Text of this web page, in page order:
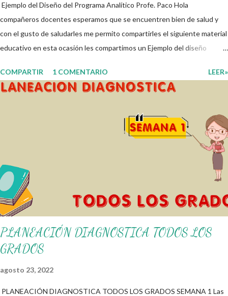
Ejemplo del Diseño del Programa Analítico Profe. Paco Hola
compañeros docentes esperamos que se encuentren bien de salud y
con el gusto de saludarles me permito compartirles el siguiente material
educativo en esta ocasión les compartimos un Ejemplo del diseño
fortalecer los procesos de enseñanza y aprendizaje para que los
alumnos alcacen los niveles de logro educativo. Gracias por seguir a
diferentes materiales que hacen que todo esto sea posible,
recordándoles que nosotros solo los compartimos con fines educativos,
didácticos e informativos. ☺️ Obtén documento completo aquí 👇👇 👇
COMPARTIR 1 COMENTARIO LEER»
PLANEACIÓN DIAGNOSTICA TODOS LOS
GRADOS
agosto 23, 2022
PLANEACIÓN DIAGNOSTICA TODOS LOS GRADOS SEMANA 1 Las